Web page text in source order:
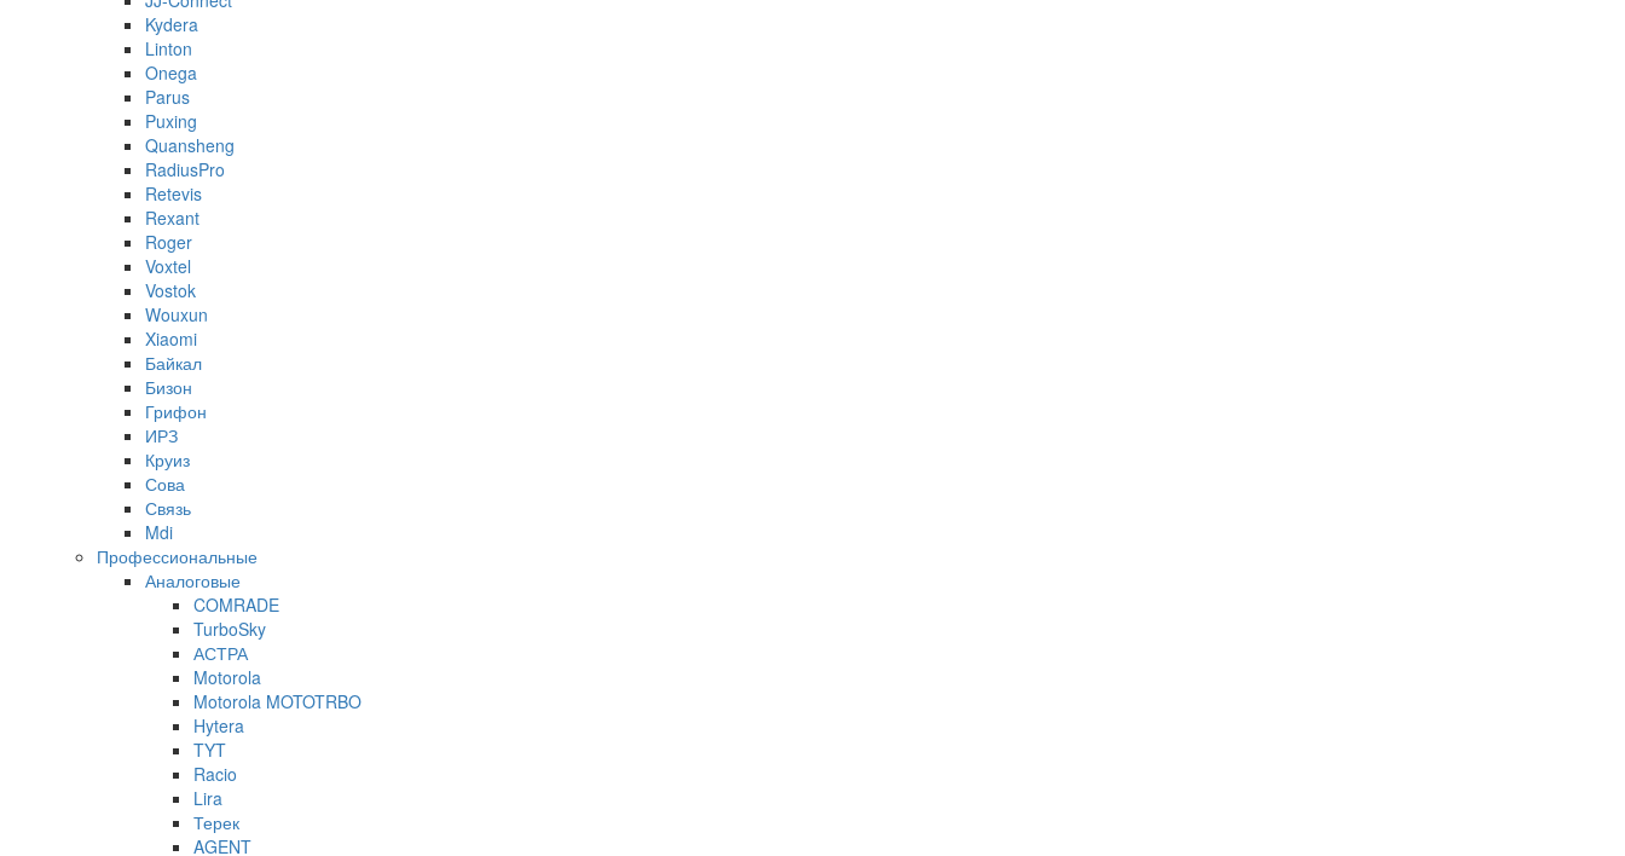
Kydera
Linton
Onega
Parus
Puxing
Quansheng
RadiusPro
Retevis
Rexant
Roger
Voxtel
Vostok
Wouxun
Xiaomi
Байкал
Бизон
Грифон
ИРЗ
Круиз
Сова
Связь
Mdi
Профессиональные
Аналоговые
COMRADE
TurboSky
АСТРА
Motorola
Motorola MOTOTRBO
Hytera
TYT
Racio
Lira
Терек
AGENT